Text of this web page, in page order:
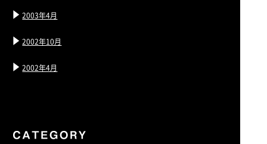
2003年4月
2002年10月
2002年4月